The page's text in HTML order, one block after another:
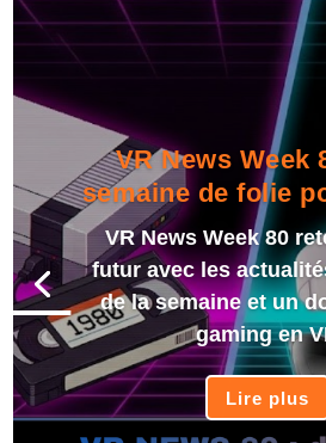
VR News Week
semaine de folie
VR News Week 80
futur avec les
de la semaine et un
gaming en
Lire plus